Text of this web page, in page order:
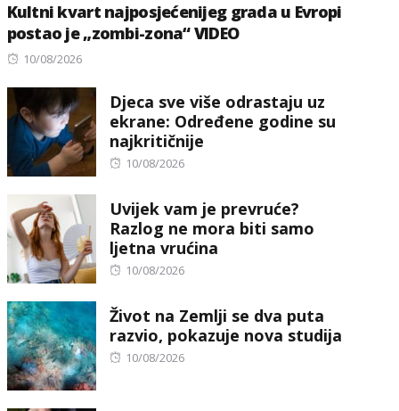
Kultni kvart najposjećenijeg grada u Evropi
postao je „zombi-zona“ VIDEO
Posted
10/08/2026
Djeca sve više odrastaju uz
ekrane: Određene godine su
najkritičnije
Posted
10/08/2026
Uvijek vam je prevruće?
Razlog ne mora biti samo
ljetna vrućina
Posted
10/08/2026
Život na Zemlji se dva puta
razvio, pokazuje nova studija
Posted
10/08/2026